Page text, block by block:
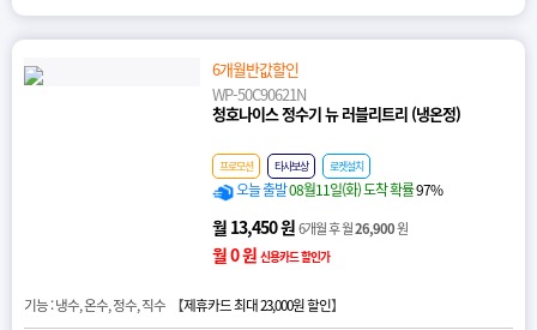
6개월반값할인
WP-50C90621N
청호나이스 정수기 뉴 러블리트리 (냉온정)
프로모션 타사보상 로켓설치
오늘 출발08월11일(화) 도착 확률97%
월 13,450 원6개월 후 월26,900원
월 0 원 신용카드 할인가
기능 : 냉수, 온수, 정수, 직수 【제휴카드 최대 23,000원 할인】